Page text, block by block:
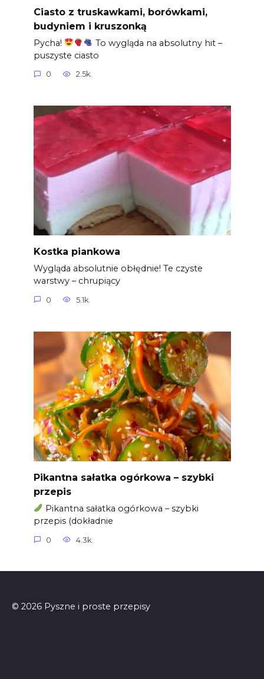
Ciasto z truskawkami, borówkami,
budyniem i kruszonką
Pycha!
To wygląda na absolutny hit –
puszyste ciasto
0 2.5k.
Kostka piankowa
Wygląda absolutnie obłędnie! Te czyste
warstwy – chrupiący
0 5.1k.
Pikantna sałatka ogórkowa – szybki
przepis
Pikantna sałatka ogórkowa – szybki
przepis (dokładnie
0 4.3k.
© 2026 Pyszne i proste przepisy